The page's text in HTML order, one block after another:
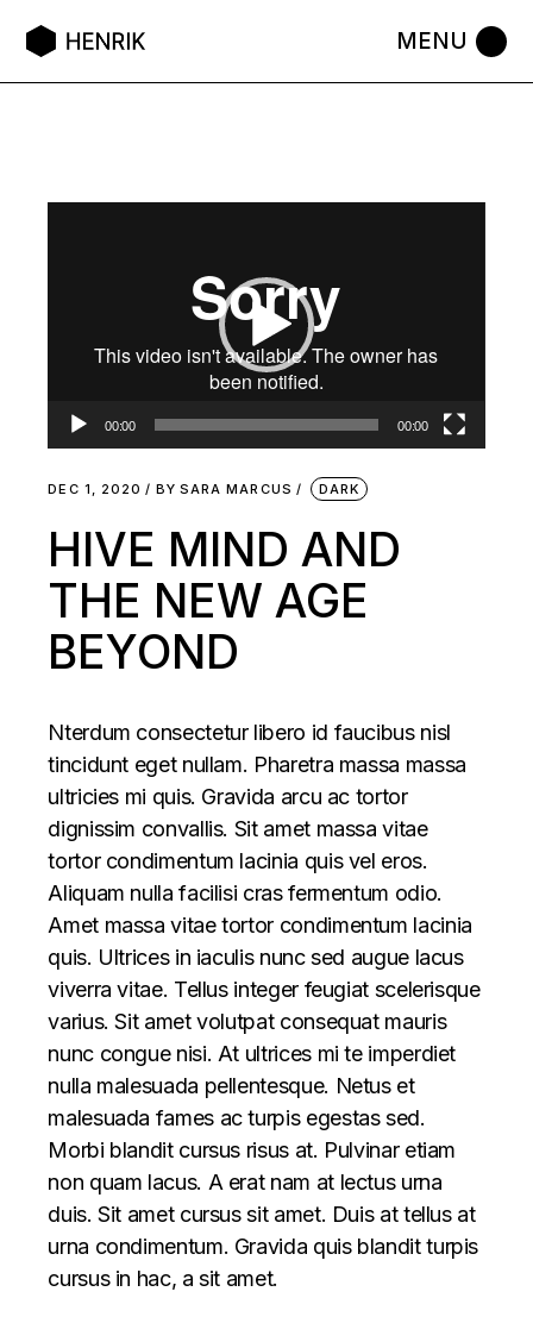
00:00 00:00
DEC 1, 2020 BY SARA MARCUS DARK
HIVE MIND AND
THE NEW AGE
BEYOND
Nterdum consectetur libero id faucibus nisl
tincidunt eget nullam. Pharetra massa massa
ultricies mi quis. Gravida arcu ac tortor
dignissim convallis. Sit amet massa vitae
tortor condimentum lacinia quis vel eros.
Aliquam nulla facilisi cras fermentum odio.
Amet massa vitae tortor condimentum lacinia
quis. Ultrices in iaculis nunc sed augue lacus
viverra vitae. Tellus integer feugiat scelerisque
varius. Sit amet volutpat consequat mauris
nunc congue nisi. At ultrices mi te imperdiet
nulla malesuada pellentesque. Netus et
malesuada fames ac turpis egestas sed.
Morbi blandit cursus risus at. Pulvinar etiam
non quam lacus. A erat nam at lectus urna
duis. Sit amet cursus sit amet. Duis at tellus at
urna condimentum. Gravida quis blandit turpis
cursus in hac, a sit amet.